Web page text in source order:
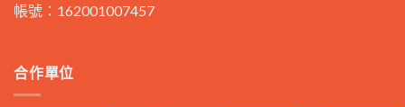
帳號：162001007457
合作單位